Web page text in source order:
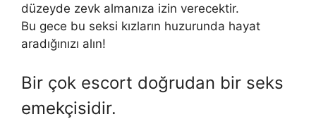
düzeyde zevk almanıza izin verecektir.
Bu gece bu seksi kızların huzurunda hayat
aradığınızı alın!
Bir çok escort doğrudan bir seks
emekçisidir.